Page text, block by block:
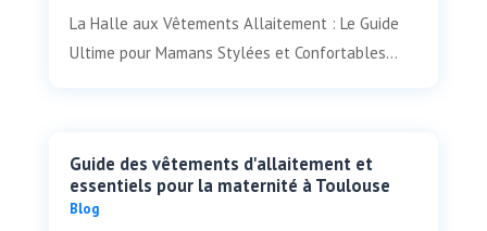
La Halle aux Vêtements Allaitement : Le Guide
Ultime pour Mamans Stylées et Confortables...
Guide des vêtements d'allaitement et
essentiels pour la maternité à Toulouse
Blog